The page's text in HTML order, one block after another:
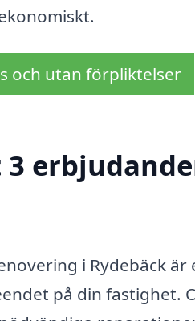
och utan förpliktelser
i Rydebäck
på din